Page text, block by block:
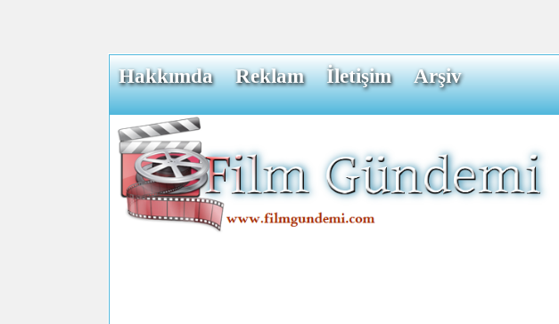
Hakkımda Reklam İletişim Arşiv